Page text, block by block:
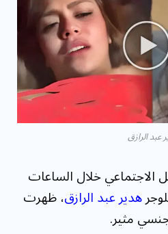
عبد الرازق
الاجتماعي خلال الساعات
هدير عبد الرازق، ظهرت
مثير.